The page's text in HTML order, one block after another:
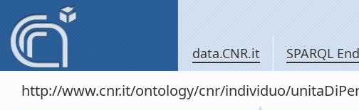
data.CNR.it SPARQL
http://www.cnr.it/ontology/cnr/individuo/